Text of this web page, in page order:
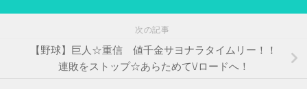
次の記事
【野球】巨人☆重信 値千金サヨナラタイムリー！！
連敗をストップ☆あらためてVロードへ！